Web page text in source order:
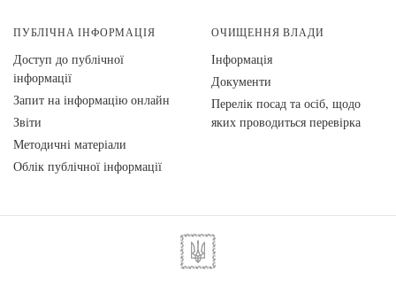
ПУБЛІЧНА ІНФОРМАЦІЯ
Доступ до публічної
інформації
Запит на інформацію онлайн
Звіти
Методичні матеріали
Облік публічної інформації
ОЧИЩЕННЯ ВЛАДИ
Інформація
Документи
Перелік посад та осіб, щодо
яких проводиться перевірка